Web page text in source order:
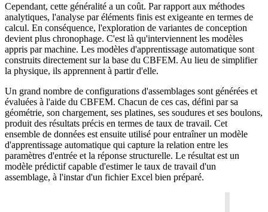
Cependant, cette généralité a un coût. Par rapport aux méthodes
analytiques, l'analyse par éléments finis est exigeante en termes de
calcul. En conséquence, l'exploration de variantes de conception
devient plus chronophage. C'est là qu'interviennent les modèles
appris par machine. Les modèles d'apprentissage automatique sont
construits directement sur la base du CBFEM. Au lieu de simplifier
la physique, ils apprennent à partir d'elle.
Un grand nombre de configurations d'assemblages sont générées et
évaluées à l'aide du CBFEM. Chacun de ces cas, défini par sa
géométrie, son chargement, ses platines, ses soudures et ses boulons,
produit des résultats précis en termes de taux de travail. Cet
ensemble de données est ensuite utilisé pour entraîner un modèle
d'apprentissage automatique qui capture la relation entre les
paramètres d'entrée et la réponse structurelle. Le résultat est un
modèle prédictif capable d'estimer le taux de travail d'un
assemblage, à l'instar d'un fichier Excel bien préparé.